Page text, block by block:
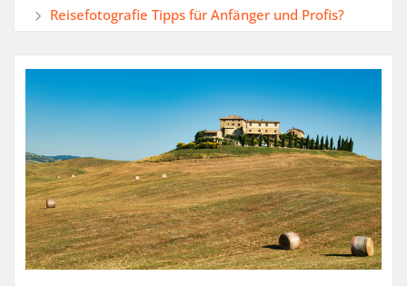
Reisefotografie Tipps für Anfänger und Profis?